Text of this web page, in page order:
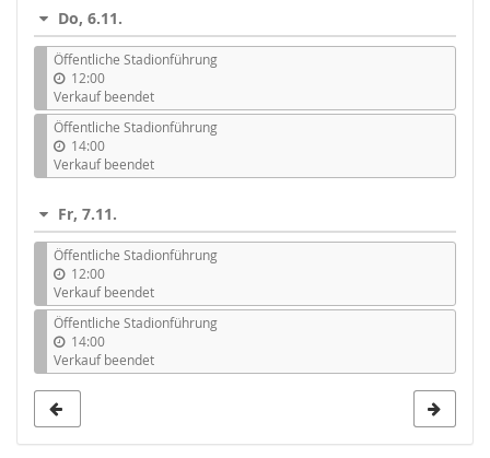
Do, 6.11.
Öffentliche Stadionführung
12:00
Verkauf beendet
Öffentliche Stadionführung
14:00
Verkauf beendet
Fr, 7.11.
Öffentliche Stadionführung
12:00
Verkauf beendet
Öffentliche Stadionführung
14:00
Verkauf beendet